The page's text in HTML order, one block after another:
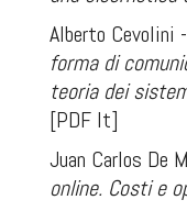
Alberto Cevolini -
forma di
teoria dei
[PDF It]
Juan Carlos De
online. Costi e